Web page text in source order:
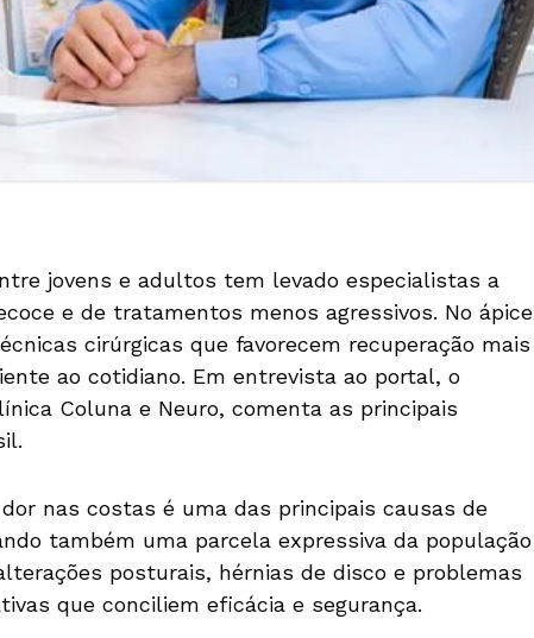
jovens e adultos tem levado especialistas a
e de tratamentos menos agressivos. No ápice
cirúrgicas que favorecem recuperação mais
ao cotidiano. Em entrevista ao portal, o
Coluna e Neuro, comenta as principais
nas costas é uma das principais causas de
também uma parcela expressiva da população
posturais, hérnias de disco e problemas
que conciliem eficácia e segurança.